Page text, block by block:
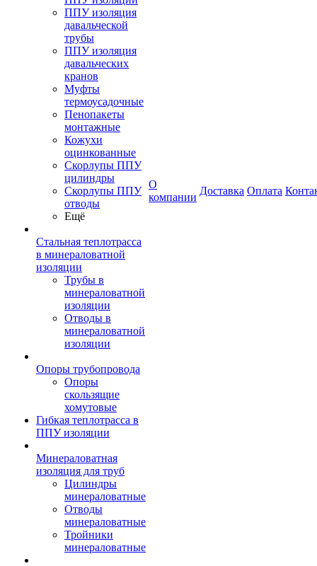
ППУ изоляция
давальческой
трубы
ППУ изоляция
давальческих
кранов
Муфты
термоусадочные
Пенопакеты
монтажные
Кожухи
оцинкованные
Скорлупы ППУ
цилиндры
Скорлупы ППУ
отводы
Ещё
Стальная теплотрасса
в минераловатной
изоляции
Трубы в
минераловатной
изоляции
Отводы в
минераловатной
изоляции
Опоры трубопровода
Опоры
скользящие
хомутовые
Гибкая теплотрасса в
ППУ изоляции
Минераловатная
изоляция для труб
Цилиндры
минераловатные
Отводы
минераловатные
Тройники
минераловатные
О
компании
Доставка Оплата